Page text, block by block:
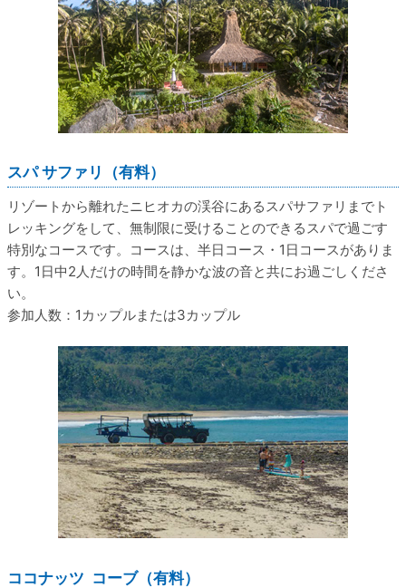
スパ サファリ（有料）
リゾートから離れたニヒオカの渓谷にあるスパサファリまでト
レッキングをして、無制限に受けることのできるスパで過ごす
特別なコースです。コースは、半日コース・1日コースがありま
す。1日中2人だけの時間を静かな波の音と共にお過ごしくださ
い。
参加人数：1カップルまたは3カップル
ココナッツ コーブ（有料）